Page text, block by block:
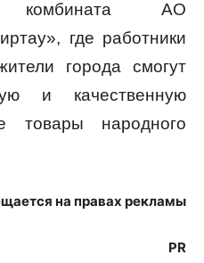
комбината АО
где работники
города смогут
и качественную
товары народного
на правах рекламы
PR